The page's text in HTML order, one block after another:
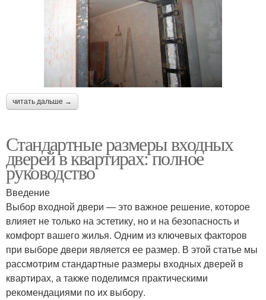
читать дальше →
Стандартные размеры входных
дверей в квартирах: полное
руководство
Введение
Выбор входной двери — это важное решение, которое
влияет не только на эстетику, но и на безопасность и
комфорт вашего жилья. Одним из ключевых факторов
при выборе двери является ее размер. В этой статье мы
рассмотрим стандартные размеры входных дверей в
квартирах, а также поделимся практическими
рекомендациями по их выбору.